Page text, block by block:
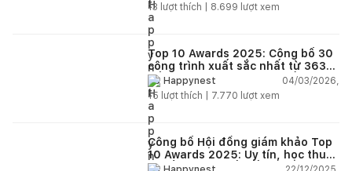
13 lượt thích | 8.699 lượt xem
Top 10 Awards 2025: Công bố 30
công trình xuất sắc nhất từ 363
đồ án dự thi trên toàn quốc
Happynest
04/03/2026,
15 lượt thích | 7.770 lượt xem
Công bố Hội đồng giám khảo Top
10 Awards 2025: Uy tín, học thuật
và tầm nhìn thiết kế mới